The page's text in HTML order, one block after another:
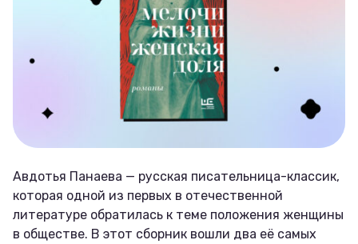
Авдотья Панаева — русская писательница-классик,
которая одной из первых в отечественной
литературе обратилась к теме положения женщины
в обществе. В этот сборник вошли два её самых